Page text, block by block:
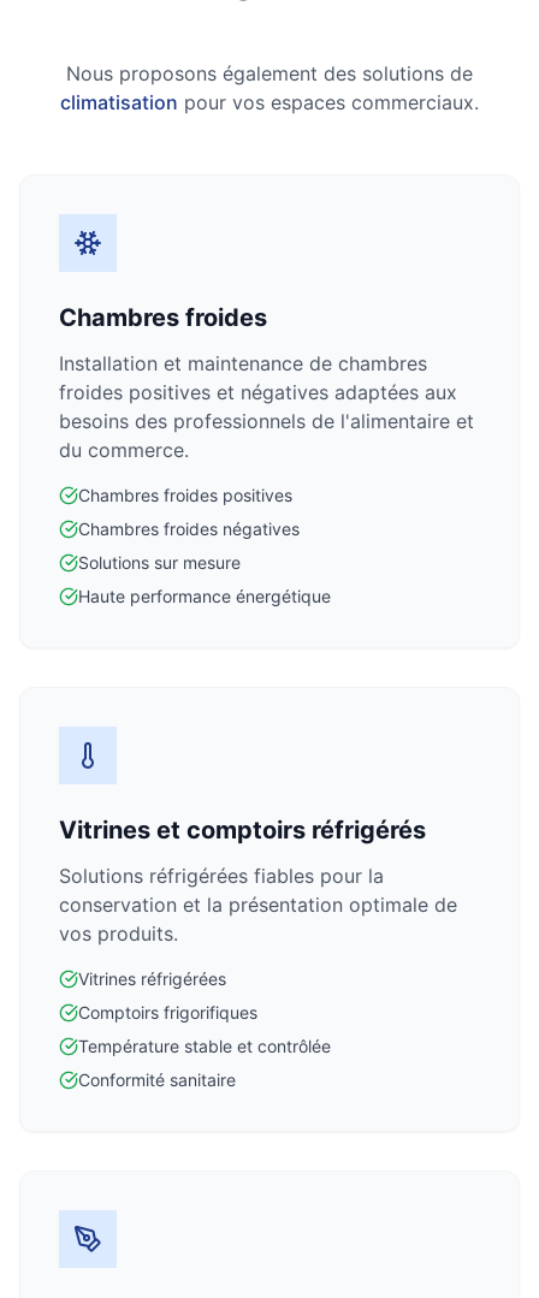
Nous proposons également des solutions de
climatisation pour vos espaces commerciaux.
Chambres froides
Installation et maintenance de chambres
froides positives et négatives adaptées aux
besoins des professionnels de l'alimentaire et
du commerce.
Chambres froides positives
Chambres froides négatives
Solutions sur mesure
Haute performance énergétique
Vitrines et comptoirs réfrigérés
Solutions réfrigérées fiables pour la
conservation et la présentation optimale de
vos produits.
Vitrines réfrigérées
Comptoirs frigorifiques
Température stable et contrôlée
Conformité sanitaire